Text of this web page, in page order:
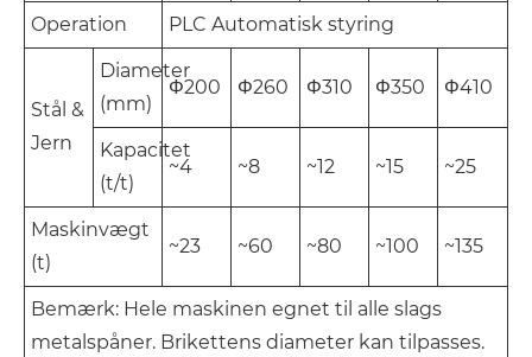
Operation PLC Automatisk styring
Stål &
Jern
Diameter
(mm)
Φ200 Φ260 Φ310 Φ350 Φ410
Kapacitet
(t/t)
~4 ~8 ~12 ~15 ~25
Maskinvægt
(t)
~23 ~60 ~80 ~100 ~135
Bemærk: Hele maskinen egnet til alle slags
metalspåner. Brikettens diameter kan tilpasses.